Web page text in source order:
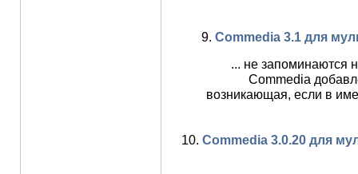
9. Commedia 3.1 для
... не запоминаются
Commedia
возникающая, если в
10. Commedia 3.0.20 для